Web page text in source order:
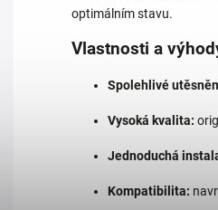
optimálním stavu.
Vlastnosti a
Spolehlivé
Vysoká kvalita:
Jednoduchá
Kompatibilita: